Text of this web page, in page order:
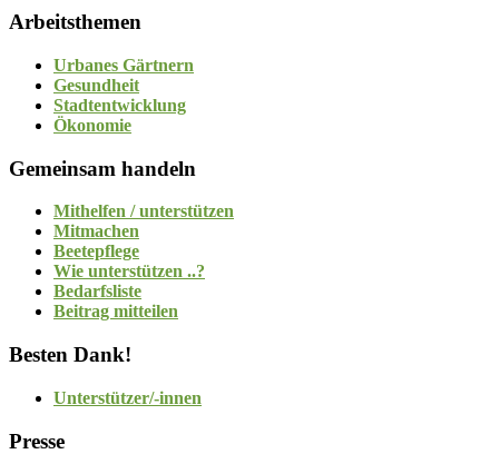
Arbeitsthemen
Urbanes Gärtnern
Gesundheit
Stadtentwicklung
Ökonomie
Gemeinsam handeln
Mithelfen / unterstützen
Mitmachen
Beetepflege
Wie unterstützen ..?
Bedarfsliste
Beitrag mitteilen
Besten Dank!
Unterstützer/-innen
Presse